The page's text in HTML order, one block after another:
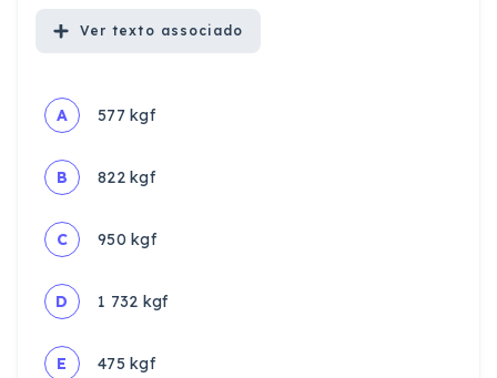
Ver texto associado
A 577 kgf
B 822 kgf
C 950 kgf
D 1 732 kgf
E 475 kgf